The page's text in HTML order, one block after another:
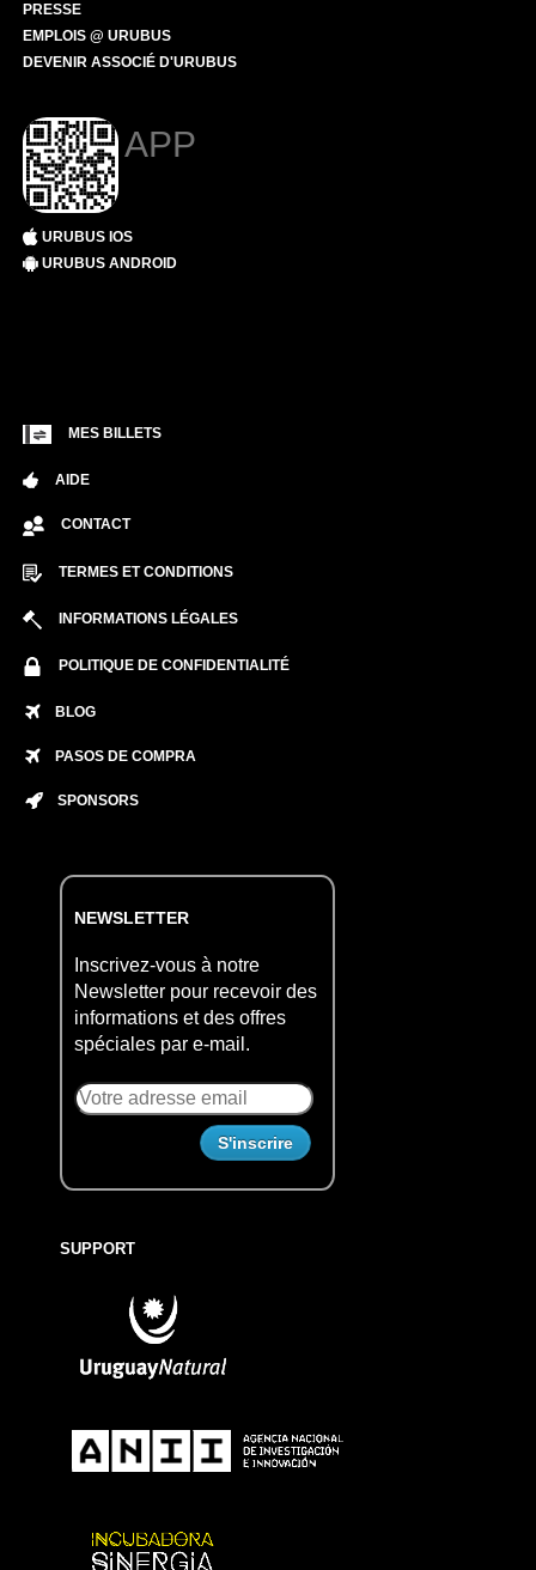
PRESSE
EMPLOIS @ URUBUS
DEVENIR ASSOCIÉ D'URUBUS
APP
URUBUS IOS
URUBUS ANDROID
MES BILLETS
AIDE
CONTACT
TERMES ET CONDITIONS
INFORMATIONS LÉGALES
POLITIQUE DE CONFIDENTIALITÉ
BLOG
PASOS DE COMPRA
SPONSORS
NEWSLETTER
Inscrivez-vous à notre
Newsletter pour recevoir des
informations et des offres
spéciales par e-mail.
SUPPORT